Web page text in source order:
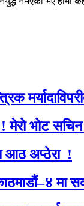
भोट सचिन
आठ अप्ठेरा !
मा